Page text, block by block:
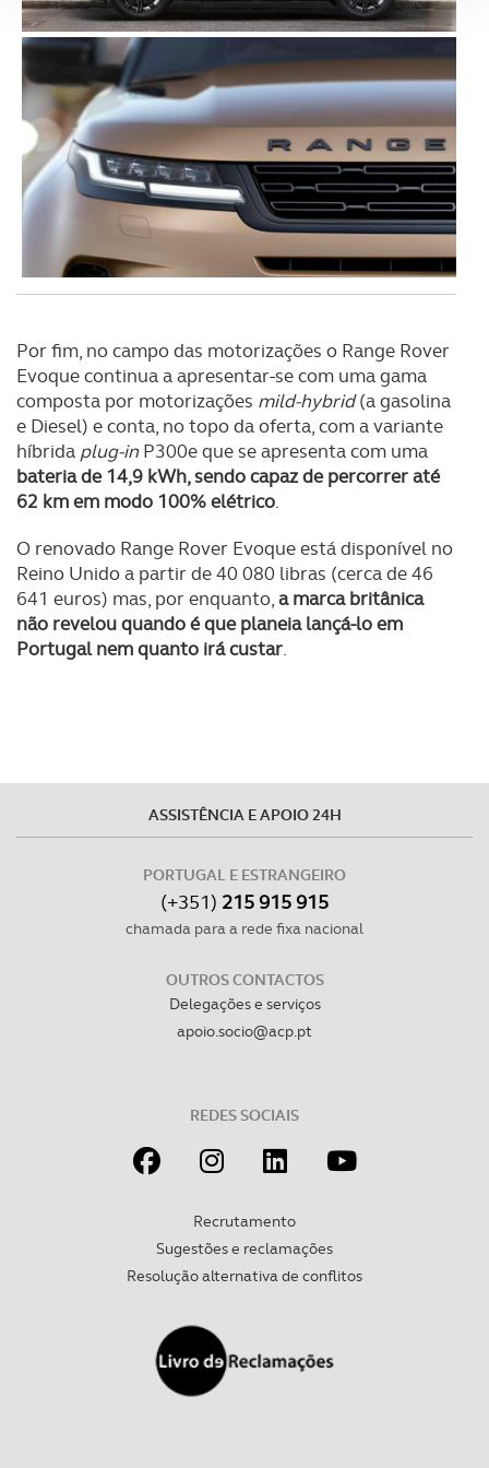
Adicionalmente partilhamos informação, relativa à sua
utilização do nosso site de publicidade e de análise, com
parceiros e organizações na UE e em países terceiros.
O ACP garantirá que as transferências internacionais de
dados pessoais serão realizadas apenas com o seu
consentimento e quando tal se afigure estritamente
necessário no contexto dos serviços a prestar.
Realçamos que o bloqueio de certo tipo de Cookies e
disponibilizados.
Consulte a política de cookies do site.
Por fim, no campo das motorizações o Range Rover
Evoque continua a apresentar-se com uma gama
composta por motorizações mild-hybrid(a gasolina
e Diesel) e conta, no topo da oferta, com a variante
híbrida plug-inP300e que se apresenta com uma
bateria de 14,9 kWh, sendo capaz de percorrer até
62 km em modo 100% elétrico.
O renovado Range Rover Evoque está disponível no
Reino Unido a partir de 40 080 libras (cerca de 46
641 euros) mas, por enquanto,a marca britânica
não revelou quando é que planeia lançá-lo em
Portugal nem quanto irá custar.
ASSISTÊNCIA E APOIO 24H
PORTUGAL E ESTRANGEIRO
(+351) 215 915 915
chamada para a rede fixa nacional
OUTROS CONTACTOS
Delegações e serviços
apoio.socio@acp.pt
REDES SOCIAIS
Recrutamento
Sugestões e reclamações
Resolução alternativa de conflitos